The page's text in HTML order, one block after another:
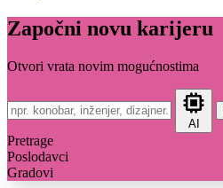
Započni novu karijeru
Otvori vrata novim mogućnostima
AI
Pretrage
Poslodavci
Gradovi